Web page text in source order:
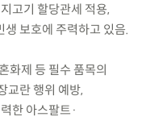
고기 할당관세 적용,
보호에 주력하고 있음.
화제 등 필수 품목의
교란 행위 예방,
한 아스팔트·